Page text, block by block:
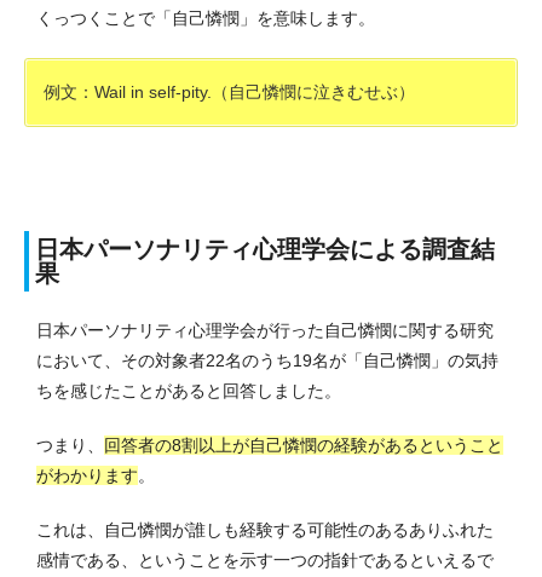
くっつくことで「自己憐憫」を意味します。
例文：Wail in self-pity.（自己憐憫に泣きむせぶ）
日本パーソナリティ心理学会による調査結
果
日本パーソナリティ心理学会が行った自己憐憫に関する研究
において、その対象者22名のうち19名が「自己憐憫」の気持
ちを感じたことがあると回答しました。
つまり、 回答者の8割以上が自己憐憫の経験があるということ
がわかります。
これは、自己憐憫が誰しも経験する可能性のあるありふれた
感情である、ということを示す一つの指針であるといえるで